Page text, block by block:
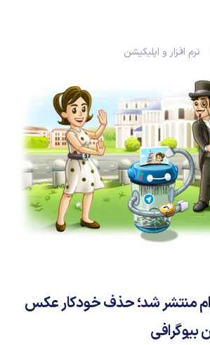
نرم افزار و اپلیکیشن
منتشر شد؛ حذف خودکار عکس
بیوگرافی